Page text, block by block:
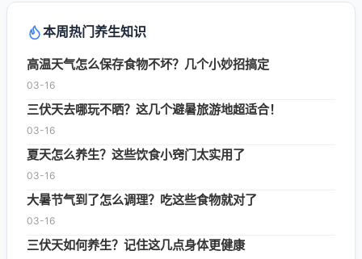
本周热门养生知识
高温天气怎么保存食物不坏？几个小妙招搞定
03-16
三伏天去哪玩不晒？这几个避暑旅游地超适合！
03-16
夏天怎么养生？这些饮食小窍门太实用了
03-16
大暑节气到了怎么调理？吃这些食物就对了
03-16
三伏天如何养生？记住这几点身体更健康